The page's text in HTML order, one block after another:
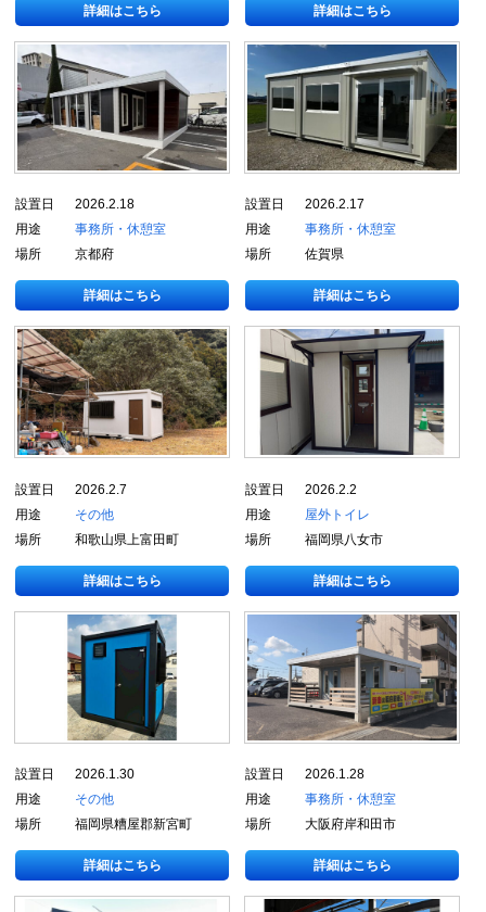
詳細はこちら 詳細はこちら
設置日
2026.2.18
用途
事務所・休憩室
場所
京都府
詳細はこちら
設置日
2026.2.17
用途
事務所・休憩室
場所
佐賀県
詳細はこちら
設置日
2026.2.7
用途
その他
場所
和歌山県上富田町
詳細はこちら
設置日
2026.2.2
用途
屋外トイレ
場所
福岡県八女市
詳細はこちら
設置日
2026.1.30
用途
その他
場所
福岡県糟屋郡新宮町
詳細はこちら
設置日
2026.1.28
用途
事務所・休憩室
場所
大阪府岸和田市
詳細はこちら